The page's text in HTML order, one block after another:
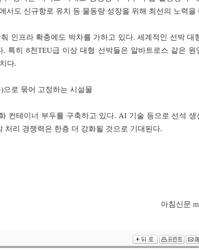
서도 신규항로 유치 등 물동량 성장을 위해 최선의 노력을
인프라 확충에도 박차를 가하고 있다. 세계적인 선박 대
특히 8천TEU급 이상 대형 선박들은 알바트로스 같은 원
다.
으로 묶어 고정하는 시설물
컨테이너 부두를 구축하고 있다. AI 기술 등으로 선석
처리 경쟁력은 한층 더 강화될 것으로 기대된다.
아침신문